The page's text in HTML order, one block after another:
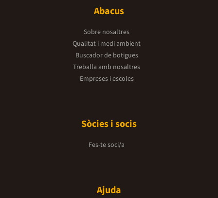
Abacus
Sobre nosaltres
Qualitat i medi ambient
Buscador de botigues
Treballa amb nosaltres
Empreses i escoles
Sòcies i socis
Fes-te soci/a
Ajuda